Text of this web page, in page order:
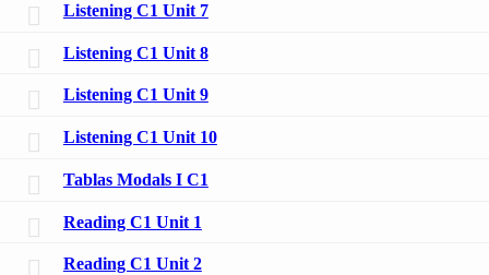
Listening C1 Unit 7
Listening C1 Unit 8
Listening C1 Unit 9
Listening C1 Unit 10
Tablas Modals I C1
Reading C1 Unit 1
Reading C1 Unit 2